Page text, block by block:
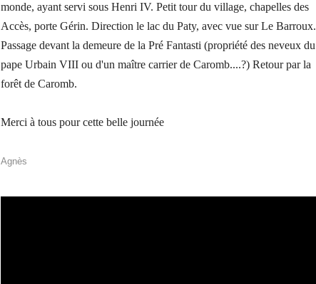
monde, ayant servi sous Henri IV. Petit tour du village, chapelles des
Accès, porte Gérin. Direction le lac du Paty, avec vue sur Le Barroux.
Passage devant la demeure de la Pré Fantasti (propriété des neveux du
pape Urbain VIII ou d'un maître carrier de Caromb....?) Retour par la
forêt de Caromb.
Merci à tous pour cette belle journée
Agnès